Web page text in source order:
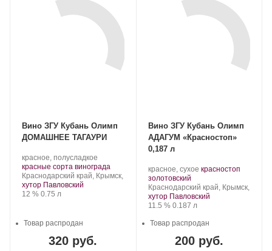
Вино ЗГУ Кубань Олимп
ДОМАШНЕЕ ТАГАУРИ
Производитель:
Olymp
Winery.
красное, полусладкое
Сорт
винограда:
красные сорта винограда
Регион:
Краснодарский край, Крымск,
хутор Павловский
Крепость
12 %. Объем
0.75 л
320 руб.
Товар распродан
Вино ЗГУ Кубань Олимп
АДАГУМ «Красностоп»
0,187 л
Производитель:
Olymp
Winery.
красное, сухое .
винограда:
красностоп
золотовский.
Регион:
Краснодарский край, Крымск,
хутор Павловский
Крепость
11.5 %. Объем
0.187 л
200 руб.
Товар распродан